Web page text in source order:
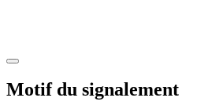
Motif du signalement